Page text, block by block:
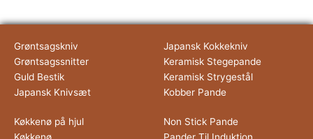
Grøntsagskniv
Grøntsagssnitter
Guld Bestik
Japansk Knivsæt
Japansk Kokkekniv
Keramisk Stegepande
Keramisk Strygestål
Kobber Pande
Køkkenø på hjul
Non Stick Pande